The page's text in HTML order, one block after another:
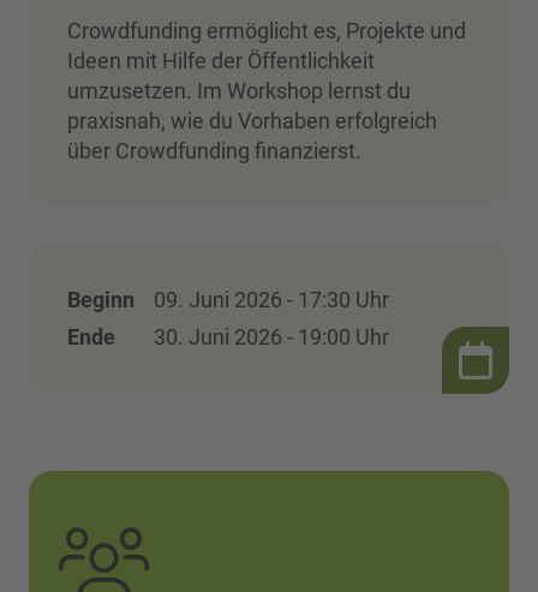
Crowdfunding ermöglicht es, Projekte und
Ideen mit Hilfe der Öffentlichkeit
umzusetzen. Im Workshop lernst du
praxisnah, wie du Vorhaben erfolgreich
über Crowdfunding finanzierst.
Beginn
09. Juni 2026 - 17:30 Uhr
Ende
30. Juni 2026 - 19:00 Uhr